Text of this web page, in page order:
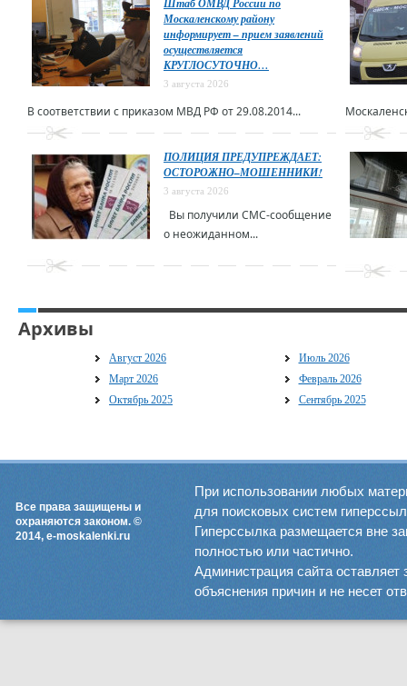
Штаб ОМВД России по
Москаленскому району
информирует – прием заявлений
осуществляется
КРУГЛОСУТОЧНО…
3 августа 2026
В соответствии с приказом МВД РФ от 29.08.2014...
ПОЛИЦИЯ ПРЕДУПРЕЖДАЕТ:
ОСТОРОЖНО–МОШЕННИКИ!
3 августа 2026
Вы получили СМС-сообщение
о неожиданном...
Архивы
Август 2026
Июль 2026
Март 2026
Февраль 2026
Октябрь 2025
Сентябрь 2025
Все права защищены и
охраняются законом. ©
2014, e-moskalenki.ru
При использовании любых
для поисковых систем
Гиперссылка размещается вне
полностью или частично.
Администрация сайта оставляет
объяснения причин и не несет